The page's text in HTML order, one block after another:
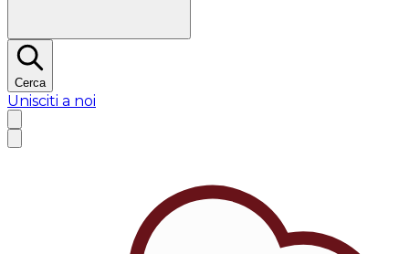
Cerca
Unisciti a noi